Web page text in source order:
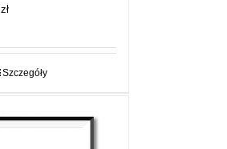
złZakres
29,00 zł
do
Szczegóły